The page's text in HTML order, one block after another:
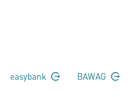
easybank BAWAG